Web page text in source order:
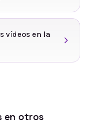
vídeos en la
en otros